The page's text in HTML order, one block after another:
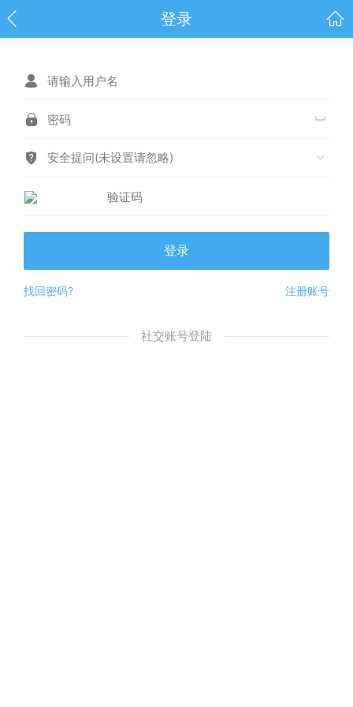
登录
安全提问(未设置请忽略)
登录
找回密码? 注册账号
社交账号登陆